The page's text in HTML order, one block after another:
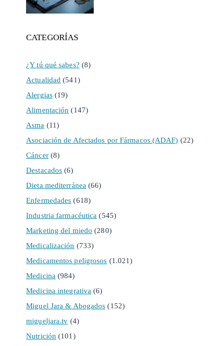
CATEGORÍAS
¿Y tú qué sabes? (8)
Actualidad (541)
Alergias(19)
Alimentación (147)
Asma (11)
Asociación de Afectados por Fármacos (ADAF) (22)
Cáncer(8)
Destacados (6)
Dieta mediterránea (66)
Enfermedades (618)
Industria farmacéutica (545)
Marketing del miedo (280)
Medicalización (733)
Medicamentos peligrosos (1.021)
Medicina (984)
Medicina integrativa (6)
Miguel Jara & Abogados (152)
migueljara.tv (4)
Nutrición (101)